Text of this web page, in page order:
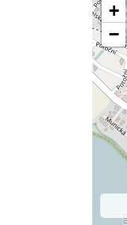
+
−